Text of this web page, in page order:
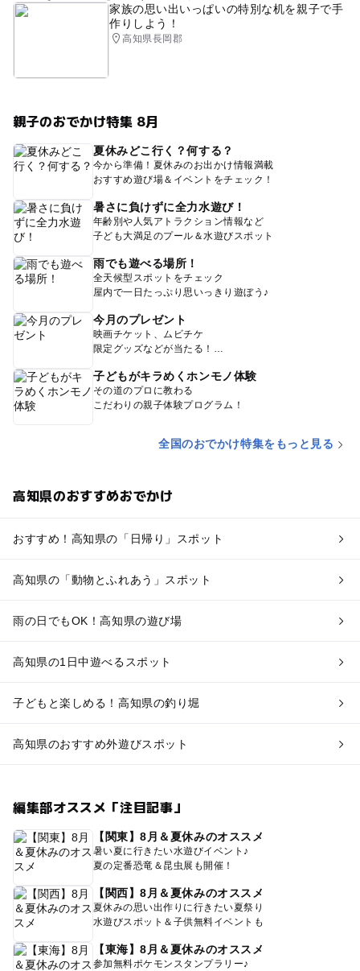
家族の思い出いっぱいの特別な机を親子で手
作りしよう！
高知県長岡郡
親子のおでかけ特集 8月
夏休みどこ行く？何する？
今から準備！夏休みのお出かけ情報満載
おすすめ遊び場＆イベントをチェック！
暑さに負けずに全力水遊び！
年齢別や人気アトラクション情報など
子ども大満足のプール＆水遊びスポット
雨でも遊べる場所！
全天候型スポットをチェック
屋内で一日たっぷり思いっきり遊ぼう♪
今月のプレゼント
映画チケット、ムビチケ
限定グッズなどが当たる！
子どもがキラめくホンモノ体験
その道のプロに教わる
こだわりの親子体験プログラム！
全国のおでかけ特集をもっと見る
高知県のおすすめおでかけ
おすすめ！高知県の「日帰り」スポット
高知県の「動物とふれあう」スポット
雨の日でもOK！高知県の遊び場
高知県の1日中遊べるスポット
子どもと楽しめる！高知県の釣り堀
高知県のおすすめ外遊びスポット
編集部オススメ「注目記事」
【関東】8月＆夏休みのオススメ
暑い夏に行きたい水遊びイベント♪
夏の定番恐竜＆昆虫展も開催！
【関西】8月＆夏休みのオススメ
夏休みの思い出作りに行きたい夏祭り
水遊びスポット＆子供無料イベントも
【東海】8月＆夏休みのオススメ
参加無料ポケモンスタンプラリー♪